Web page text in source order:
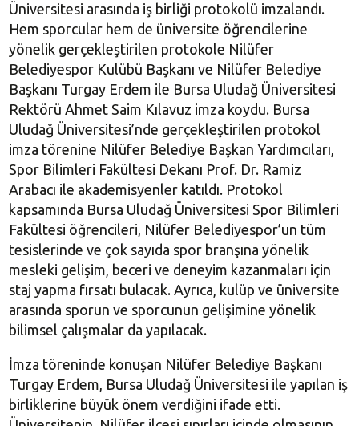
Üniversitesi arasında iş birliği protokolü imzalandı.
Hem sporcular hem de üniversite öğrencilerine
yönelik gerçekleştirilen protokole Nilüfer
Belediyespor Kulübü Başkanı ve Nilüfer Belediye
Başkanı Turgay Erdem ile Bursa Uludağ Üniversitesi
Rektörü Ahmet Saim Kılavuz imza koydu. Bursa
Uludağ Üniversitesi’nde gerçekleştirilen protokol
imza törenine Nilüfer Belediye Başkan Yardımcıları,
Spor Bilimleri Fakültesi Dekanı Prof. Dr. Ramiz
Arabacı ile akademisyenler katıldı. Protokol
kapsamında Bursa Uludağ Üniversitesi Spor Bilimleri
Fakültesi öğrencileri, Nilüfer Belediyespor’un tüm
tesislerinde ve çok sayıda spor branşına yönelik
mesleki gelişim, beceri ve deneyim kazanmaları için
staj yapma fırsatı bulacak. Ayrıca, kulüp ve üniversite
arasında sporun ve sporcunun gelişimine yönelik
bilimsel çalışmalar da yapılacak.
İmza töreninde konuşan Nilüfer Belediye Başkanı
Turgay Erdem, Bursa Uludağ Üniversitesi ile yapılan iş
birliklerine büyük önem verdiğini ifade etti.